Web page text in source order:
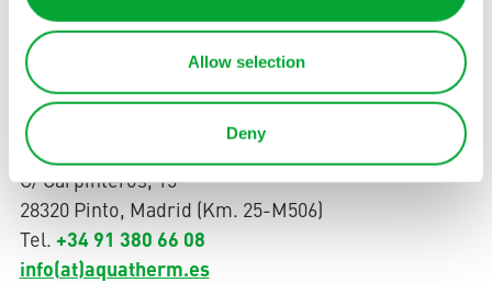
Allow selection
Deny
Oficina Madrid
C/ Carpinteros, 15
28320 Pinto, Madrid (Km. 25-M506)
Tel. +34 91 380 66 08
info(at)aquatherm.es